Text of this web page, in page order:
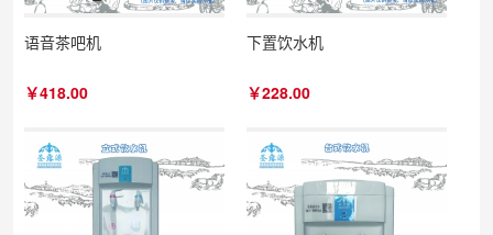
语音茶吧机
￥418.00
下置饮水机
￥228.00